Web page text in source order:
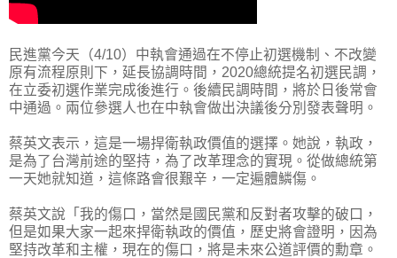
民進黨今天（4/10）中執會通過在不停止初選機制、不改變
原有流程原則下，延長協調時間，2020總統提名初選民調，
在立委初選作業完成後進行。後續民調時間，將於日後常會
中通過。兩位參選人也在中執會做出決議後分別發表聲明。
蔡英文表示，這是一場捍衛執政價值的選擇。她說，執政，
是為了台灣前途的堅持，為了改革理念的實現。從做總統第
一天她就知道，這條路會很艱辛，一定遍體鱗傷。
蔡英文說「我的傷口，當然是國民黨和反對者攻擊的破口，
但是如果大家一起來捍衛執政的價值，歷史將會證明，因為
堅持改革和主權，現在的傷口，將是未來公道評價的勳章。